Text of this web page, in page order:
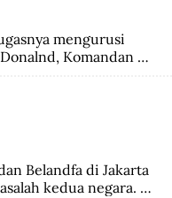
mengurusi
Komandan
sepakat
kepadanya
Belandfa di Jakarta
kedua negara.